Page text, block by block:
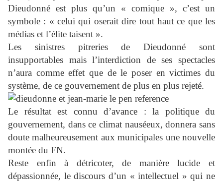
Dieudonné est plus qu’un « comique », c’est un
symbole : « celui qui oserait dire tout haut ce que les
médias et l’élite taisent ».
Les sinistres pitreries de Dieudonné sont
insupportables mais l’interdiction de ses spectacles
n’aura comme effet que de le poser en victimes du
système, de ce gouvernement de plus en plus rejeté.
Le résultat est connu d’avance : la politique du
gouvernement, dans ce climat nauséeux, donnera sans
doute malheureusement aux municipales une nouvelle
montée du FN.
Reste enfin à détricoter, de manière lucide et
dépassionnée, le discours d’un « intellectuel » qui ne